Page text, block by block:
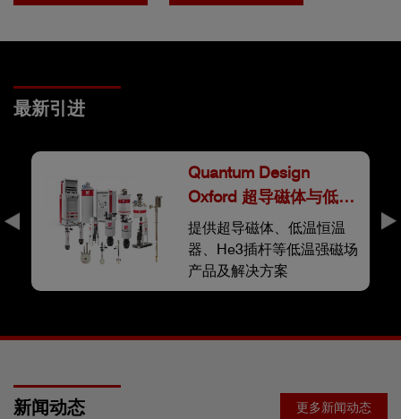
最新引进
Quantum Design
Oxford 超导磁体与低温
系统
提供超导磁体、低温恒温
器、He3插杆等低温强磁场
产品及解决方案
新闻动态 更多新闻动态